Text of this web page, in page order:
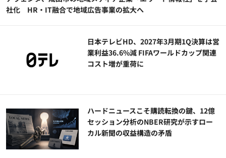
社化 HR・IT融合で地域広告事業の拡大へ
日本テレビHD、2027年3月期1Q決算は営
業利益36.6%減 FIFAワールドカップ関連
コスト増が重荷に
ハードニュースこそ購読転換の鍵、12億
セッション分析のNBER研究が示すロー
カル新聞の収益構造の矛盾